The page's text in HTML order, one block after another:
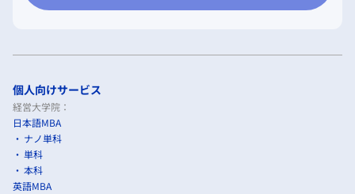
個人向けサービス
経営大学院：
日本語MBA
ナノ単科
単科
本科
英語MBA